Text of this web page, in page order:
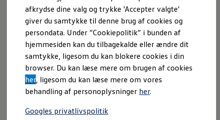
afkrydse dine valg og trykke ’Accepter valgte’
giver du samtykke til denne brug af cookies og
persondata. Under ”Cookiepolitik” i bunden af
hjemmesiden kan du tilbagekalde eller ændre dit
samtykke, ligesom du kan blokere cookies i din
browser. Du kan læse mere om brugen af cookies
her, ligesom du kan læse mere om vores
behandling af personoplysninger her.
Googles privatlivspolitik
ID.7
ID.7 Tourer
ID. Buzz
Konceptbiler
ID. EVERY1
ID. 2all & ID. GTI
Varebiler på el
Elektromobilitet i dagligdagen
Eldrevne modeller
ID. Buzz Cargo
Opladning og Rækkevidde
Opladning med Clever
Opladning med Clever - Erhvervsbiler